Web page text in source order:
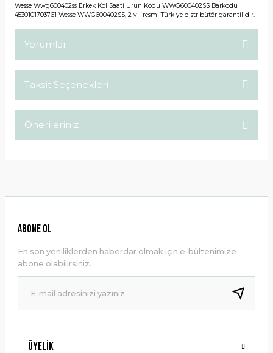
Wesse Wwg600402ss Erkek Kol Saati Ürün Kodu WWG600402SS Barkodu
4530101703761 Wesse WWG600402SS, 2 yıl resmi Türkiye distribütör garantilidir.
Yorumlar
Taksit Seçenekleri
Önerileriniz
Ürün resmi kalitesiz, bozuk veya görüntülenemiyor.
Ürün bilgilerinde hatalar bulunuyor.
Ürün fiyatı diğer sitelerden daha pahalı.
Bu ürüne benzer farklı alternatifler olmalı.
Üyelik
ABONE OL
En son yeniliklerden haberdar olmak için e-bültenimize
abone olabilirsiniz.